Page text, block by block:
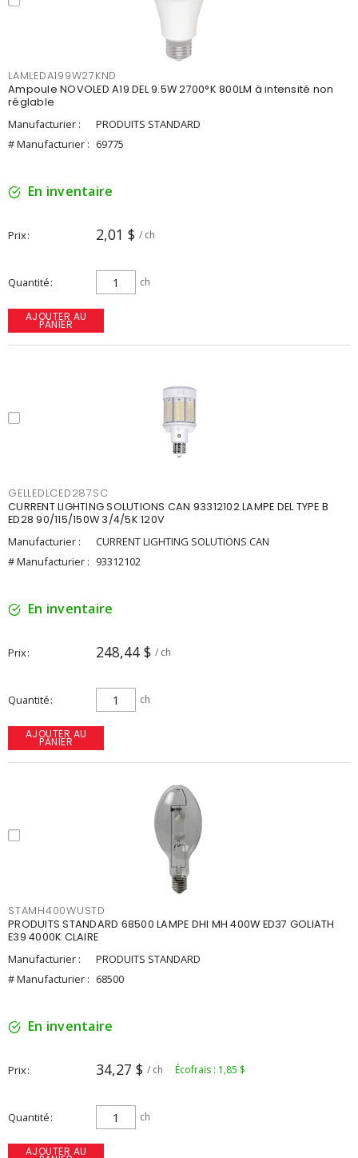
LAMLEDA199W27KND
Ampoule NOVOLED A19 DEL 9.5W 2700°K 800LM à intensité non
réglable
Manufacturier :
PRODUITS STANDARD
# Manufacturier : 69775
En inventaire
Prix 2,01 $ / ch
Quantité ch
AJOUTER AU
PANIER
GELLEDLCED287SC
CURRENT LIGHTING SOLUTIONS CAN 93312102 LAMPE DEL TYPE B
ED28 90/115/150W 3/4/5K 120V
Manufacturier :
CURRENT LIGHTING SOLUTIONS CAN
# Manufacturier : 93312102
En inventaire
Prix 248,44 $ / ch
Quantité ch
AJOUTER AU
PANIER
STAMH400WUSTD
PRODUITS STANDARD 68500 LAMPE DHI MH 400W ED37 GOLIATH
E39 4000K CLAIRE
Manufacturier :
PRODUITS STANDARD
# Manufacturier : 68500
En inventaire
Prix 34,27 $ / ch Écofrais : 1,85 $
Quantité ch
AJOUTER AU